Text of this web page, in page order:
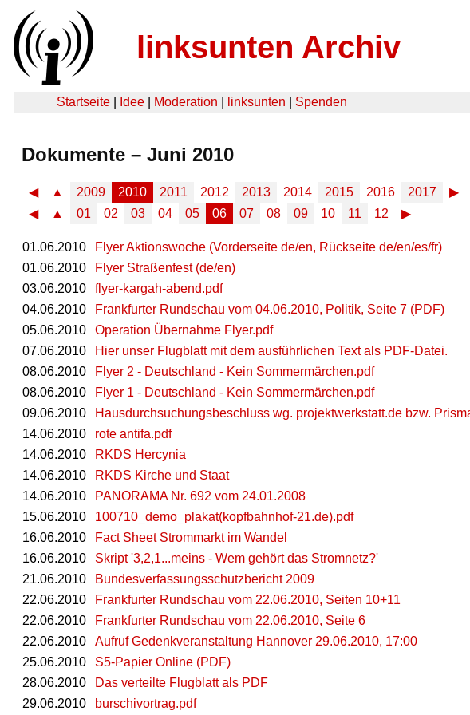
linksunten Archiv
Startseite Idee Moderation linksunten Spenden
Dokumente – Juni 2010
◀ ▲ 2009 2010 2011 2012 2013 2014 2015 2016 2017
▶
◀
▲ 01 02 03 04 05 06 07 08 09 10 11 12 ▶
01.06.2010
Flyer Aktionswoche (Vorderseite de/en, Rückseite de/en/es/fr)
01.06.2010
Flyer Straßenfest (de/en)
03.06.2010
flyer-kargah-abend.pdf
04.06.2010
Frankfurter Rundschau vom 04.06.2010, Politik, Seite 7 (PDF)
05.06.2010
Operation Übernahme Flyer.pdf
07.06.2010
Hier unser Flugblatt mit dem ausführlichen Text als PDF-Datei.
08.06.2010
Flyer 2 - Deutschland - Kein Sommermärchen.pdf
08.06.2010
Flyer 1 - Deutschland - Kein Sommermärchen.pdf
09.06.2010
Hausdurchsuchungsbeschluss wg. projektwerkstatt.de bzw.
14.06.2010
rote antifa.pdf
14.06.2010
RKDS Hercynia
14.06.2010
RKDS Kirche und Staat
14.06.2010
PANORAMA Nr. 692 vom 24.01.2008
15.06.2010
100710_demo_plakat(kopfbahnhof-21.de).pdf
16.06.2010
Fact Sheet Strommarkt im Wandel
16.06.2010
Skript '3,2,1...meins - Wem gehört das Stromnetz?'
21.06.2010
Bundesverfassungsschutzbericht 2009
22.06.2010
Frankfurter Rundschau vom 22.06.2010, Seiten 10+11
22.06.2010
Frankfurter Rundschau vom 22.06.2010, Seite 6
22.06.2010
Aufruf Gedenkveranstaltung Hannover 29.06.2010, 17:00
25.06.2010
S5-Papier Online (PDF)
28.06.2010
Das verteilte Flugblatt als PDF
29.06.2010
burschivortrag.pdf